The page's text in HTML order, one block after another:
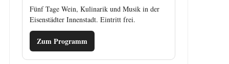
Fünf Tage Wein, Kulinarik und Musik in der
Eisenstädter Innenstadt. Eintritt frei.
Zum Programm